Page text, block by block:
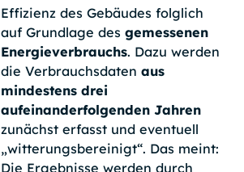
Effizienz des Gebäudes folglich
auf Grundlage des gemessenen
Energieverbrauchs. Dazu werden
die Verbrauchsdaten aus
mindestens drei
aufeinanderfolgenden Jahren
zunächst erfasst und eventuell
„witterungsbereinigt“. Das meint:
Die Ergebnisse werden durch